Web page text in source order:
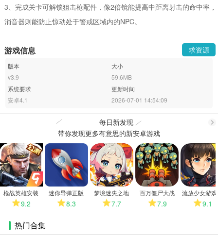
3、完成关卡可解锁狙击枪配件，像2倍镜能提高中距离射击的命中率，
消音器则能防止惊动处于警戒区域内的NPC。
游戏信息 求资源
版本
v3.9
大小
59.6MB
系统要求
安卓4.1
更新时间
2026-07-01 14:54:09
每日新发现
多
带你发现更多有意思的新安卓游戏
枪战英雄安装
9.2
迷你导弹正版
8.3
梦境迷失之地
7.7
百万僵尸大战
7.9
流放少女游
卓版9.1
热门合集